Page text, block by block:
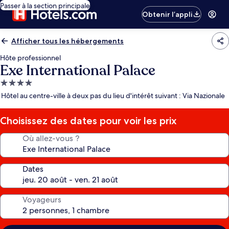
Passer à la section principale
Obtenir l’appli
Afficher tous les hébergements
Hôte professionnel
Exe International Palace
Hébergement
4.0 étoiles
Hôtel au centre-ville à deux pas du lieu d'intérêt suivant : Via Nazionale
Choisissez des dates pour voir les prix
Où allez-vous ?
Dates
Voyageurs